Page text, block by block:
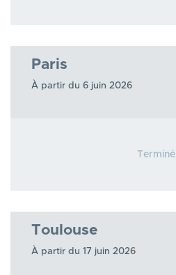
Paris
À partir du 6 juin 2026
Terminé
Toulouse
À partir du 17 juin 2026